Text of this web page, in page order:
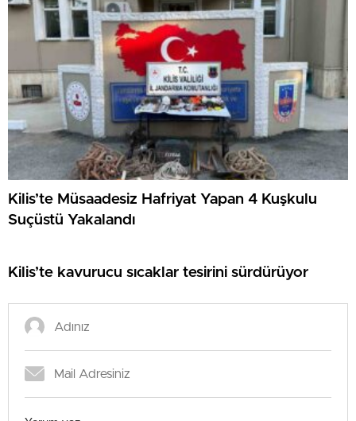
Kilis’te Müsaadesiz Hafriyat Yapan 4 Kuşkulu
Suçüstü Yakalandı
Kilis’te kavurucu sıcaklar tesirini sürdürüyor